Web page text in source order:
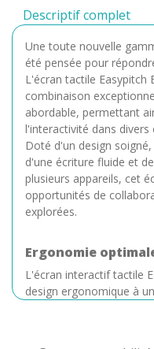
Descriptif complet
Une toute nouvelle
été pensée pour
L'écran tactile Easypitch
combinaison
abordable, permettant
l'interactivité dans
Doté d'un design
d'une écriture fluide et
plusieurs appareils, cet
opportunités de
explorées.
Ergonomie
L'écran interactif tactile
design ergonomique à